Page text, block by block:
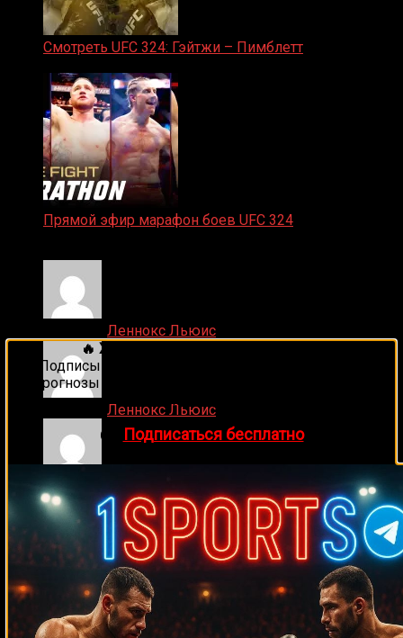
Смотреть UFC 324: Гэйтжи – Пимблетт
Прямой эфир марафон боев UFC 324
Леннокс Льюис
Леннокс Льюис
Денис onМайк Тайсон – Трент Синглетон
ДЕНИС onЧто хотите видеть на сайте?
🔥 Хочешь зарабатывать на спорте?
Подписывайся на наш Telegram-канал
прогнозы на единоборства и другие виды спорта
каждый день!
👉 Подписаться бесплатно